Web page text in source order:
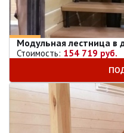
Модульная лестница в
Стоимость: 154 719 руб.